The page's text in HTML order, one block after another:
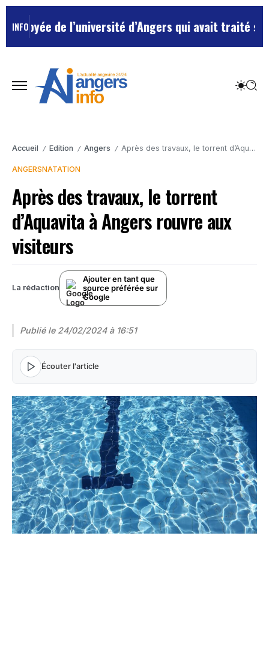
INFO de l’université d’Angers qui avait traité ses
Accueil / Edition / Angers / Après des travaux, le torrent d’Aquavita à Angers rouvre aux visiteurs
ANGERSNATATION
Après des travaux, le torrent
d’Aquavita à Angers rouvre aux
visiteurs
La rédaction
Ajouter en tant que
source préférée sur
Google
Publié le 24/02/2024 à 16:51
Écouter l'article